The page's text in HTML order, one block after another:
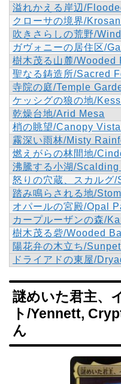
溢れかえる岸辺/
クローサの境界/
吹きさらしの荒野/
ガヴォニーの居住区/
樹木茂る山麓/Wooded
聖なる鋳造所/Sacred
寺院の庭/Temple
ケッシグの狼の地/
乾燥台地/Arid Mesa
梢の眺望/Canopy Vista
霧深い雨林/Misty
燃えがらの林間地/
沸騰する小湖/Scalding
怒りの穴蔵、スカル
踏み鳴らされる地/
オパールの宮殿/Opal
カープルーザンの森/
樹木茂る砦/Wooded
陽花弁の木立ち/
ドライアドの東屋/
謎めいた君主、
ト/Yennett,
ん